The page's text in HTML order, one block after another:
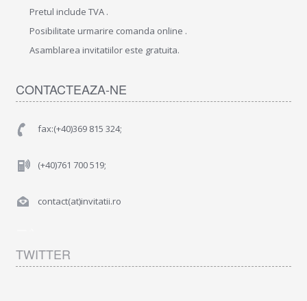
Pretul include TVA .
Posibilitate urmarire comanda online .
Asamblarea invitatiilor este gratuita.
CONTACTEAZA-NE
fax:(+40)369 815 324;
(+40)761 700 519;
contact(at)invitatii.ro
TWITTER